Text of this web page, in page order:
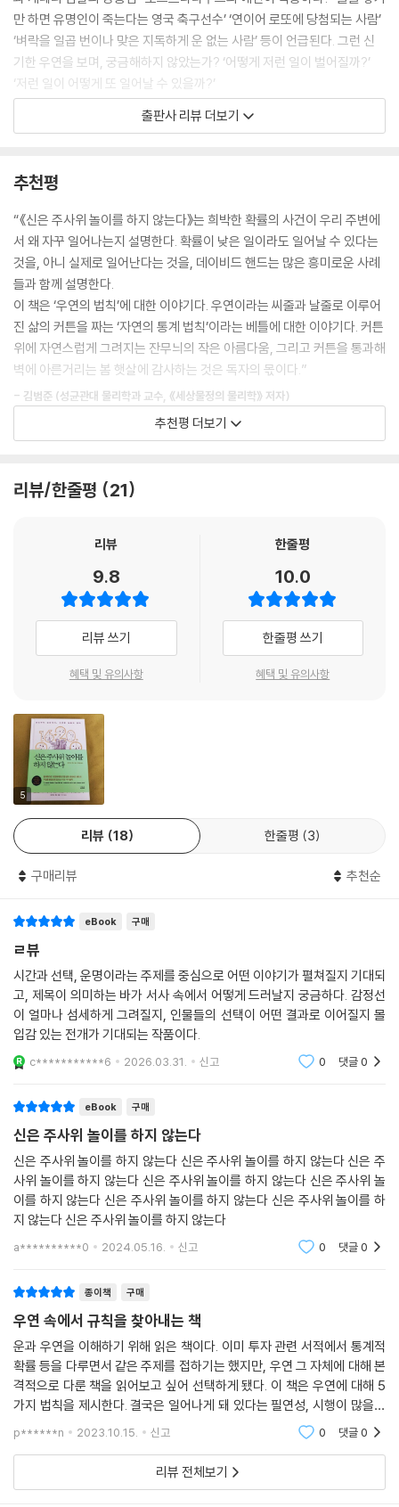
--- 「1. 놀라운 ‘우연의 일치’」 중에서
미셸 드 노스트르담, 일명 노스트라다무스의 예측에서도 예언의 다의성을
확인할 수 있다. 16세기 프랑스의 약사, 치료사, 신비주의자인 노스트라다
무스는 수많은 예언을 일련의 연감, 달력, 4행시에 담아 출판했다. 그의 예
언은 유행병, 지진, 전쟁, 홍수 등에 초점을 맞추었는데, 특정 사건을 명료
하고 상세하게 지목한 것은, 내가 아는 한 단 하나도 없다. 게다가 그의 예
면 먼 미래를 예언하면 예언자가 살아 있는 동안에 그 예언이 틀렸음이 드
엇을 예측했는가에 대한 견해가 그의 수많은 추종자 사이에서도 엇갈린다
는 사실이다. 어느 모로 보나 애매성의 승리라고 해야 할 것이다.
예측을 많이 내놓는 것 역시 예언자가 되려는 사람에게 좋은 전략이다. 왜
냐하면 수많은 예측 중 우연히 몇 개라도 맞을 수 있기 때문이다. 그러면 그
예측들을 강조하면서 틀린 예측들을 편리하게 외면할 수 있다.
이 같은 예언의 특성들을 감안해 성공적인 예언자가 되는 법을 알려주는
책을 쓴다면 다음 세 가지 기본 원리를 훌륭한 출발점으로 제시할 수 있을
것이다.
(i) 당신 외에 아무도 이해할 수 없는 징후를 활용하라.
(ii) 모든 예언을 애매하게 하라.
(iii) 최대한 다양한 예측을 하라.
1992년 2월에 자칭 ‘국제로또펀드’라는 집단이 꾸려졌다. 소액 투자자 2,
인이었지만 미국인, 유럽인, 뉴질랜드인도 끼어 있었다. 그들은 모든 숫자
세트를 사는 데 필요한 700만 달러를 마련했다. 이 사업에서 가장 어려운
부분은 아마도 조직 동원이었을 것이다. 일주일 안에 복권 700만 장을 사
야 했으니까 말이다. 국제로또펀드는 약 20명으로 팀을 꾸려 버지니아주
를 누비며 8개 체인의 소매점 125곳에서 복권을 샀다. 이것은 정말 고된
작업이어서, 국제로또펀드는 500만 장의 복권만 살 수 있었다. 따라서 사
업이 망할 수도 있었다. 투자자들이 얼마나 조마조마했을지 상상될 것이
되지 않을 확률이 4분의 1을 넘었다. (중략) 1992년 2월의 그날, 로또 당
첨번호는 8, 11, 13, 15, 19, 20이었다. 적잖은 불안을 느끼며 복권 500만
장을 살펴보았을 국제로또펀드는 자신들이 확보한 복권 한 장에 그 숫자들
이 찍혀 있는 것을 발견했다.
--- 「4. 필연성의 법칙: 결국 일어나게 되어 있다」 중에서
이런 금융 충격들은 이제 익숙한 재난이 되어가고 있다. 2007년부터 3년
뒤인 2010년 5월 7일 금요일, 데니스 가트먼은 《가트먼레터》를 통해 이
렇게 말했다. “우리는 어제 전례가 전혀 없는 수준의 변동이 연속되는 것을
가격 변동들이 일어났다 … 심지어 들어보지도 못한 12-시그마 사건까
지…. 우리는 종 모양 곡선의 가장자리에 해당하는 그런 엄청난 가격 변동
은 수천 년에 한 번만 일어날 수 있다고 배웠다.”
--- 「7. 확률 지렛대의 법칙: 나비의 날갯짓」 중에서
다음은 찰스 디킨스의 소설 《오래된 골동품 상점》에서 키트의 어머니와 바
버라의 어머니가 처음 만나서 나누는 대화 장면이다.
“우리가 이제야 서로를 알게 되다니.”… 결과에서 원인으로 되짚어 올라가
삶과 죽음, 장례를 이야기하고 특징들을 비교했으며, 놀랄 만큼 정확히 일
치하는 정황을 여러 가지 발견했다. 예컨대 바버라의 아버지는 키트의 아
버지보다 나이가 정확히 4년 10개월 더 많았고, 한 사람은 수요일에 죽고
다른 사람은 목요일에 죽었으며, 두 사람 다 가문이 매우 고귀하고 외모가
빼어났다. 이 밖에도 여러 우연의 일치를 발견했다.
--- 「8. 충분함의 법칙: 그냥 맞는다고 치자」 중에서
어떤 곤충 종은 매년 봄에 큰 집단을 이루는데, 이때 여왕 곤충들은 각자 무
작위한 방향으로 날아가 무작위한 장소를 서식처로 삼고 새 집단을 꾸린
다. 겨울이 오면, 그 서식처 중 일부는 추위에 취약해진다. 그런 서식처에
사는 곤충은 모두 죽을 가능성이 높다. 반면에 어떤 서식처는 원래 집단의
서식처보다 약간 더 따뜻하다. 어쩌면 적도에 더 가까운 위치일 수도 있다.
그런 서식처의 곤충들은 살아남을 가능성이 높다. 살아남은 곤충들은 번식
해 이듬해 봄에 다시 여러 집단으로 나뉜다. 이런 식으로 곤충들은 더 따뜻
한 지역, 생존에 더 유리한 지역으로 차츰 이동한다.
만 하면 유명인이 죽는다는 영국 축구선수’ ‘연이어 로또에 당첨되는 사람’
‘벼락을 일곱 번이나 맞은 지독하게 운 없는 사람’ 등이 언급된다. 그런 신
기한 우연을 보며, 궁금해하지 않았는가? ‘어떻게 저런 일이 벌어질까?’
‘저런 일이 어떻게 또 일어날 수 있을까?’
‘우연’은 매일 벌어진다. 길을 가다가 새똥을 맞거나 500원짜리 동전을 줍
서 늘 벌어지기 때문에, ‘말도 안 되는 확률’이라는 걸 알면서도 ‘혹시나’ 하
는 마음에 로또 복권을 산다. 저자이자 세계적인 통계학자인 데이비드 핸
드는 이렇게 사소한 것부터 모두가 놀랄 만한 일에까지 일종의 규칙이 있
다고 말한다. 그리고 이를 ‘다섯 가지 우연의 법칙’으로 정리했다.
우연에는 다섯 가지 법칙이 있다
그가 이 책에서 소개하는 다섯 가지 법칙을 이해하면, 온갖 놀라운 우연들
이 사실은 ‘자연의 규칙’에 의한 것임을 알게 된다.
우연의 법칙 1.
필연성의 법칙: 결국 일어나게 되어 있다
또한 동전을 던지면 앞면이나 뒷면이 나온다. 어느 예에서든 모든 가능한
있다. 물론 당신이 엄청난 부자일 때만 실행할 수 있는 방법이다. 모든 가능
한 숫자 세트를 사버리면 된다. 그러면 당신이 산 세트 중 하나가 1등 당첨
번호일 수밖에 없다. 어마어마하게 많은 숫자 세트를 다 사려면 당연히 많
은 돈과 약간의 조직 동원력이 필요하겠지만, 이는 불가능한 일이 아니다.
실제로 이 방법이 실행된 적이 있다.
우연의 법칙 2.
당신이 열차 사고를 당할 확률은 낮다. 그러나 그 확률은 당신이 얼마나 자
주 열차를 타느냐에 따라 확실히 달라진다. 1년에 한 번 열차를 타는 사람
은 매일 열차로 통근하는 사람보다 열차 사고를 당할 가능성이 현저히 낮
다. 마찬가지로 당신의 가족이 많다면, 가족 중 한 명이 열차 사고를 당할
확률은 더 높아진다. 더 긴 기간을 고려할 경우에도 마찬가지다. 3장에서
본 빌 쇼와 지니 쇼 부부는 15년 간격으로 열차 사고를 당했다.
에게 일어날 확률은 낮을지 몰라도, 지구에 현재 약 70억 명이 산다는 사
한 사고가 각각 독립적으로 일어난다면, 그날 인구 N명 가운데 사고를 당
하는 사람이 없을 확률은 (1-p)를 N번 곱한 값과 같다. N이 지구의 인구 7
0억이고 p가 100만 분의 1이라면, 그날 아무도 사고를 당하지 않을 확률
은 약 103,040분의 1로 그야말로 지극히 미미하다. 보렐의 법칙을 감안하
면, 사고는 어디에선가 반드시 일어난다.
선택의 법칙: 사후에 데이터를 선택하면, 확률은 전혀 달라진다
출판 편향이란 과학 저널이 어떤 현상을 보여주는 데 실패했다는 내용의
논문보다 성공했다는 내용의 논문을 더 선호하는 경향이 있다는 것이다.
어떤 약이 유효하다고 결론짓는 논문은 그 약이 무효하다고 결론짓는 논문
보다 본질적으로 더 흥미롭다. 따라서 논문 저자들은 후자의 논문보다 전
자의 논문을 투고하기를 선호할 테고, 편집자들도 저널에 첫째 유형의 논
문을 실을 가능성이 더 높다. 생각해보라. 약이 무효하다는 내용의 논문들
으로 약의 효과에 대한 그릇된 인상이 유포되는 것이다.
우연의 법칙 4.
확률 지렛대의 법칙: 나비의 날갯짓만으로도 확률은 달라진다
어느 한 해에 벼락을 맞아 죽을 확률은 약 30만 분의 1이다. 그러나 이것은
평균이다. 어떤 사람에게는 그 확률이 평균보다 더 높고, 또 어떤 사람에게
는 평균보다 더 낮다. 누구에게 그 확률이 더 높을지는 쉽게 짐작할 수 있
다. 도시의 사무직 노동자가 벼락을 맞아 죽을 확률은 평균보다 더 높지 않
다. 월터 서머포드 소령의 경우를 보자. 그는 1918년 2월에 플랑드르 지방
출판사 리뷰 더보기
추천평
“《신은 주사위 놀이를 하지 않는다》는 희박한 확률의 사건이 우리 주변에
서 왜 자꾸 일어나는지 설명한다. 확률이 낮은 일이라도 일어날 수 있다는
것을, 아니 실제로 일어난다는 것을, 데이비드 핸드는 많은 흥미로운 사례
들과 함께 설명한다.
이 책은 ‘우연의 법칙’에 대한 이야기다. 우연이라는 씨줄과 날줄로 이루어
진 삶의 커튼을 짜는 ‘자연의 통계 법칙’이라는 베틀에 대한 이야기다. 커튼
위에 자연스럽게 그려지는 잔무늬의 작은 아름다움, 그리고 커튼을 통과해
벽에 아른거리는 봄 햇살에 감사하는 것은 독자의 몫이다.”
- 김범준 (성균관대 물리학과 교수, 《세상물정의 물리학》 저자)
“‘기적과 우연이 하나’라는 나의 평소 신조를 기가 막히게 증명하는 책이
- 이윤석 (개그맨, 《웃음의 과학》 저자)
추천평 더보기
리뷰/한줄평 21
리뷰
9.8
리뷰 쓰기
혜택 및 유의사항
한줄평
10.0
한줄평 쓰기
혜택 및 유의사항
5
리뷰 18 한줄평 3
구매리뷰 추천순
eBook 구매
ㄹ뷰
시간과 선택, 운명이라는 주제를 중심으로 어떤 이야기가 펼쳐질지 기대되
고, 제목이 의미하는 바가 서사 속에서 어떻게 드러날지 궁금하다. 감정선
이 얼마나 섬세하게 그려질지, 인물들의 선택이 어떤 결과로 이어질지 몰
입감 있는 전개가 기대되는 작품이다.
c***********6 2026.03.31. 신고 0 댓글0
eBook 구매
신은 주사위 놀이를 하지 않는다
신은 주사위 놀이를 하지 않는다 신은 주사위 놀이를 하지 않는다 신은 주
사위 놀이를 하지 않는다 신은 주사위 놀이를 하지 않는다 신은 주사위 놀
이를 하지 않는다 신은 주사위 놀이를 하지 않는다 신은 주사위 놀이를 하
지 않는다 신은 주사위 놀이를 하지 않는다
a**********0 2024.05.16. 신고 0 댓글0
종이책 구매
우연 속에서 규칙을 찾아내는 책
운과 우연을 이해하기 위해 읽은 책이다. 이미 투자 관련 서적에서 통계적
확률 등을 다루면서 같은 주제를 접하기는 했지만, 우연 그 자체에 대해 본
격적으로 다룬 책을 읽어보고 싶어 선택하게 됐다. 이 책은 우연에 대해 5
가지 법칙을 제시한다. 결국은 일어나게 돼 있다는 필연성, 시행이 많을수
록 드문 일도 일어날 확률이 높아진다는 대수의 법칙, 사후 선택에 의한 편
향의 결과인
p******n 2023.10.15. 신고 0 댓글0
리뷰 전체보기